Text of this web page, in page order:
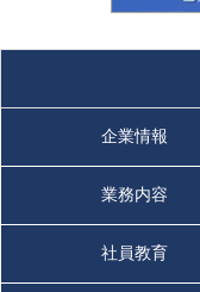
企業情報
業務内容
社員教育